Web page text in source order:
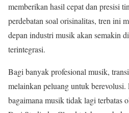
memberikan hasil cepat dan presisi
perdebatan soal orisinalitas, tren ini
depan industri musik akan semakin
terintegrasi.
Bagi banyak profesional musik,
melainkan peluang untuk
bagaimana musik tidak lagi terbatas